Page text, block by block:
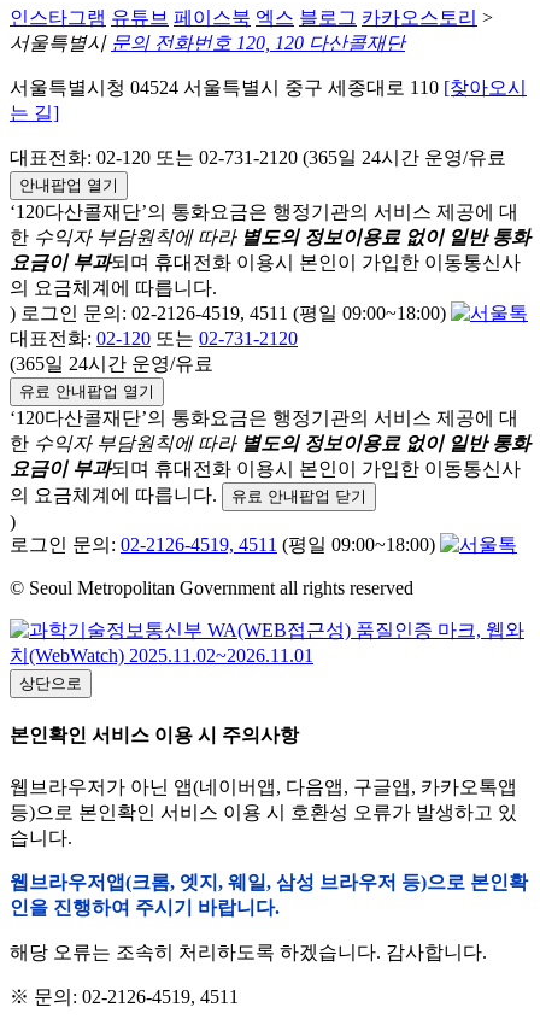
인스타그램 유튜브 페이스북 엑스 블로그 카카오스토리 >
서울특별시 문의 전화번호 120, 120 다산콜재단
서울특별시청 04524 서울특별시 중구 세종대로 110 [찾아오시
는 길]
대표전화: 02-120 또는 02-731-2120 (365일 24시간 운영/유료
안내팝업 열기
‘120다산콜재단’의 통화요금은 행정기관의 서비스 제공에 대
한 수익자 부담원칙에 따라 별도의 정보이용료 없이 일반 통화
요금이 부과되며 휴대전화 이용시 본인이 가입한 이동통신사
의 요금체계에 따릅니다.
) 로그인 문의: 02-2126-4519, 4511 (평일 09:00~18:00)
대표전화: 02-120 또는 02-731-2120
(365일 24시간 운영/유료
유료 안내팝업 열기
‘120다산콜재단’의 통화요금은 행정기관의 서비스 제공에 대
한 수익자 부담원칙에 따라 별도의 정보이용료 없이 일반 통화
요금이 부과되며 휴대전화 이용시 본인이 가입한 이동통신사
의 요금체계에 따릅니다.
유료 안내팝업 닫기
)
로그인 문의: 02-2126-4519, 4511 (평일 09:00~18:00)
© Seoul Metropolitan Government all rights reserved
상단으로
본인확인 서비스 이용 시 주의사항
웹브라우저가 아닌 앱(네이버앱, 다음앱, 구글앱, 카카오톡앱
등)으로 본인확인 서비스 이용 시 호환성 오류가 발생하고 있
습니다.
웹브라우저앱(크롬, 엣지, 웨일, 삼성 브라우저 등)으로 본인확
인을 진행하여 주시기 바랍니다.
해당 오류는 조속히 처리하도록 하겠습니다. 감사합니다.
※ 문의: 02-2126-4519, 4511